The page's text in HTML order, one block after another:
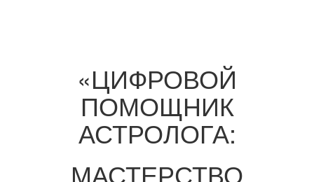
«ЦИФРОВОЙ
ПОМОЩНИК
АСТРОЛОГА:
МАСТЕРСТВО